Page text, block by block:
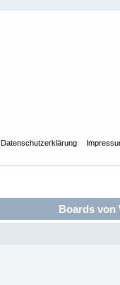
Datenschutzerklärung
Boards von